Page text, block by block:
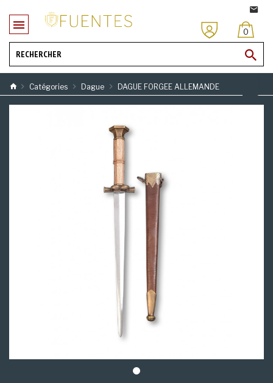
0
Catégories Dague DAGUE FORGEE ALLEMANDE